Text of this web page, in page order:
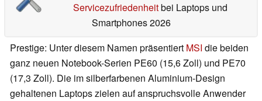
Servicezufriedenheitbei Laptops und
Smartphones 2026
Prestige: Unter diesem Namen präsentiert MSI die beiden
ganz neuen Notebook-Serien PE60 (15,6 Zoll) und PE70
(17,3 Zoll). Die im silberfarbenen Aluminium-Design
gehaltenen Laptops zielen auf anspruchsvolle Anwender